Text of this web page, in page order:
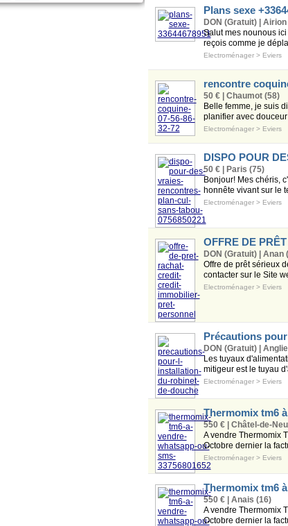
Plans sexe
DON (Gratuit) | Airion
Salut mes nounous
reçois comme je
Electroménager> Eviers
rencontre
50 € | Chaumot (58)
Belle femme, je suis
planifier avec
Electroménager> Eviers
DISPO POUR
50 € | Paris (75)
Bonjour! Mes chéris,
honnête vivant sur le
Electroménager> Eviers
OFFRE DE
DON (Gratuit) | Anan
Offre de prêt sérieux
contacter sur le Site
Electroménager> Eviers
Précautions
DON (Gratuit) |
Les tuyaux
mitigeur est le tuyau
Electroménager> Eviers
Thermomix tm6
550 € | Châtel-de-
A vendre Thermomix
Octobre dernier la
Electroménager> Eviers
Thermomix tm6
550 € | Anais (16)
A vendre Thermomix
Octobre dernier la